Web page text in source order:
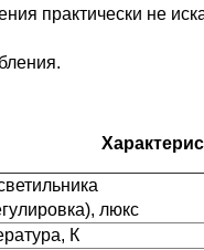
практически не
люкс
К